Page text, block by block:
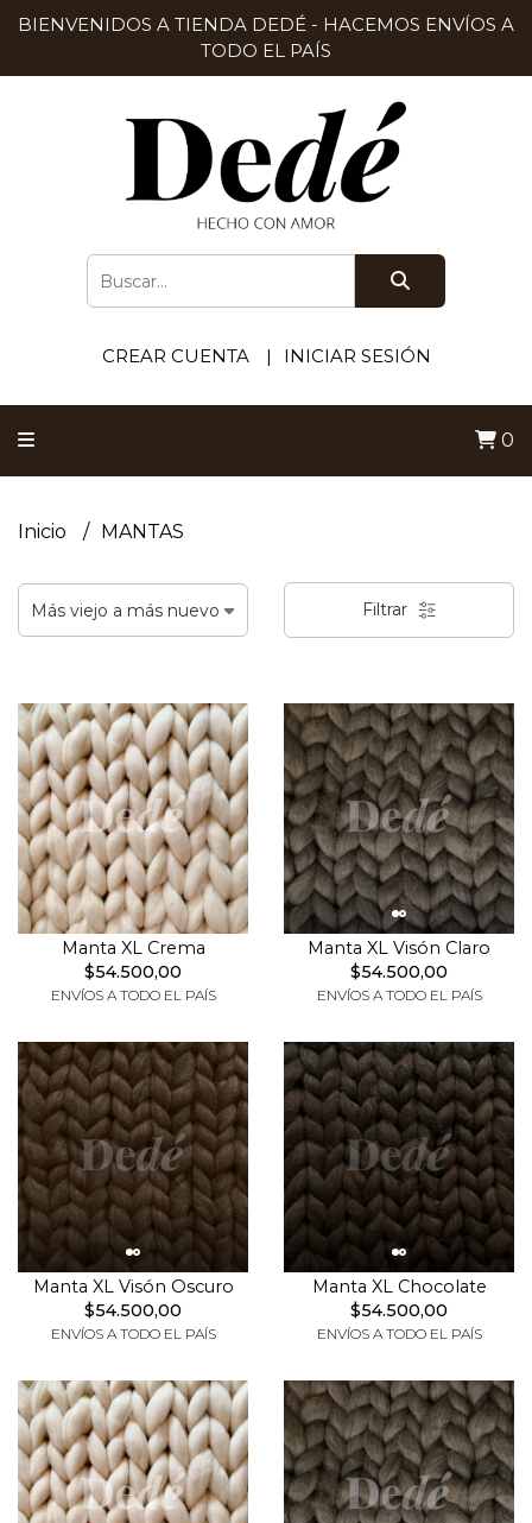
BIENVENIDOS A TIENDA DEDÉ - HACEMOS ENVÍOS A
TODO EL PAÍS
CREAR CUENTA INICIAR SESIÓN
0
Inicio MANTAS
Filtrar
Manta XL Crema
$54.500,00
ENVÍOS A TODO EL PAÍS
Manta XL Visón Claro
$54.500,00
ENVÍOS A TODO EL PAÍS
Manta XL Visón Oscuro
$54.500,00
ENVÍOS A TODO EL PAÍS
Manta XL Chocolate
$54.500,00
ENVÍOS A TODO EL PAÍS